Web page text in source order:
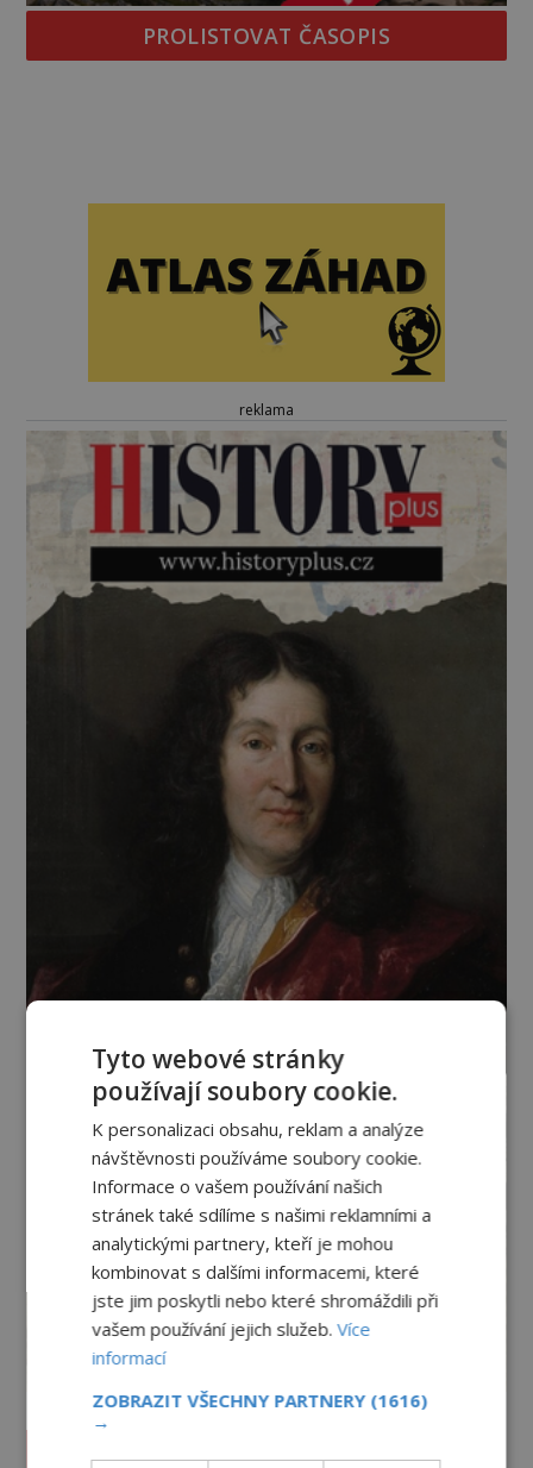
PROLISTOVAT ČASOPIS
reklama
Tyto webové stránky
používají soubory cookie.
K personalizaci obsahu, reklam a analýze
návštěvnosti používáme soubory cookie.
Informace o vašem používání našich
stránek také sdílíme s našimi reklamními a
analytickými partnery, kteří je mohou
kombinovat s dalšími informacemi, které
jste jim poskytli nebo které shromáždili při
vašem používání jejich služeb.Více
informací
ZOBRAZIT VŠECHNY PARTNERY (1616)
→